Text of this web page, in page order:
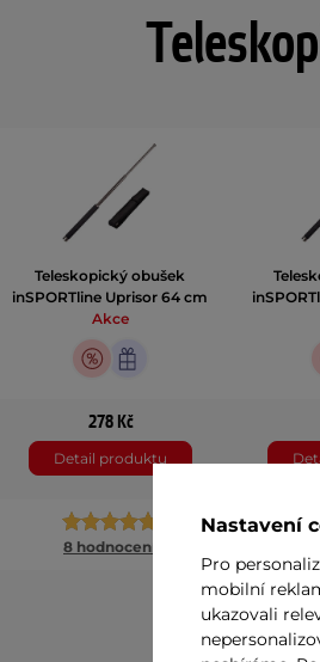
Teleskopický obušek
inSPORTline Uprisor 64 cm
Akce
278 Kč
Detail produktu
8 hodnocení
Nastavení
Pro
mobilní
ukazovali